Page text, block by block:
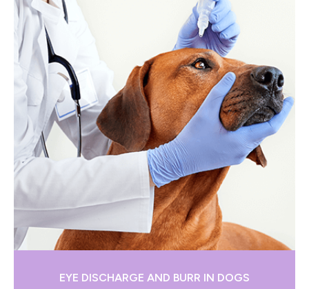
EYE DISCHARGE AND BURR IN DOGS